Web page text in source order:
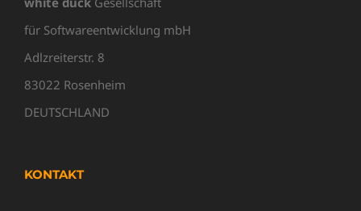
für Softwareentwicklung mbH
Adlzreiterstr. 8
83022 Rosenheim
DEUTSCHLAND
KONTAKT